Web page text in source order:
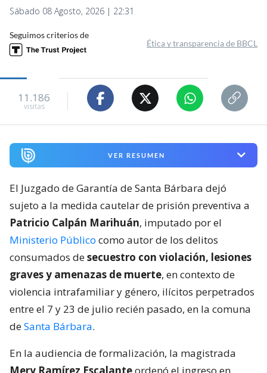
Sábado 08 Agosto, 2026 | 22:31
Seguimos criterios de
Ética y transparencia de BBCL
11.186
visitas
VER RESUMEN
El Juzgado de Garantía de Santa Bárbara dejó
sujeto a la medida cautelar de prisión preventiva a
Patricio Calpán Marihuán, imputado por el
Ministerio Público como autor de los delitos
consumados desecuestro con violación, lesiones
graves y amenazas de muerte, en contexto de
violencia intrafamiliar y género, ilícitos perpetrados
entre el 7 y 23 de julio recién pasado, en la comuna
deSanta Bárbara.
En la audiencia de formalización, la magistrada
Mery Ramírez Escalanteordenó el ingreso en